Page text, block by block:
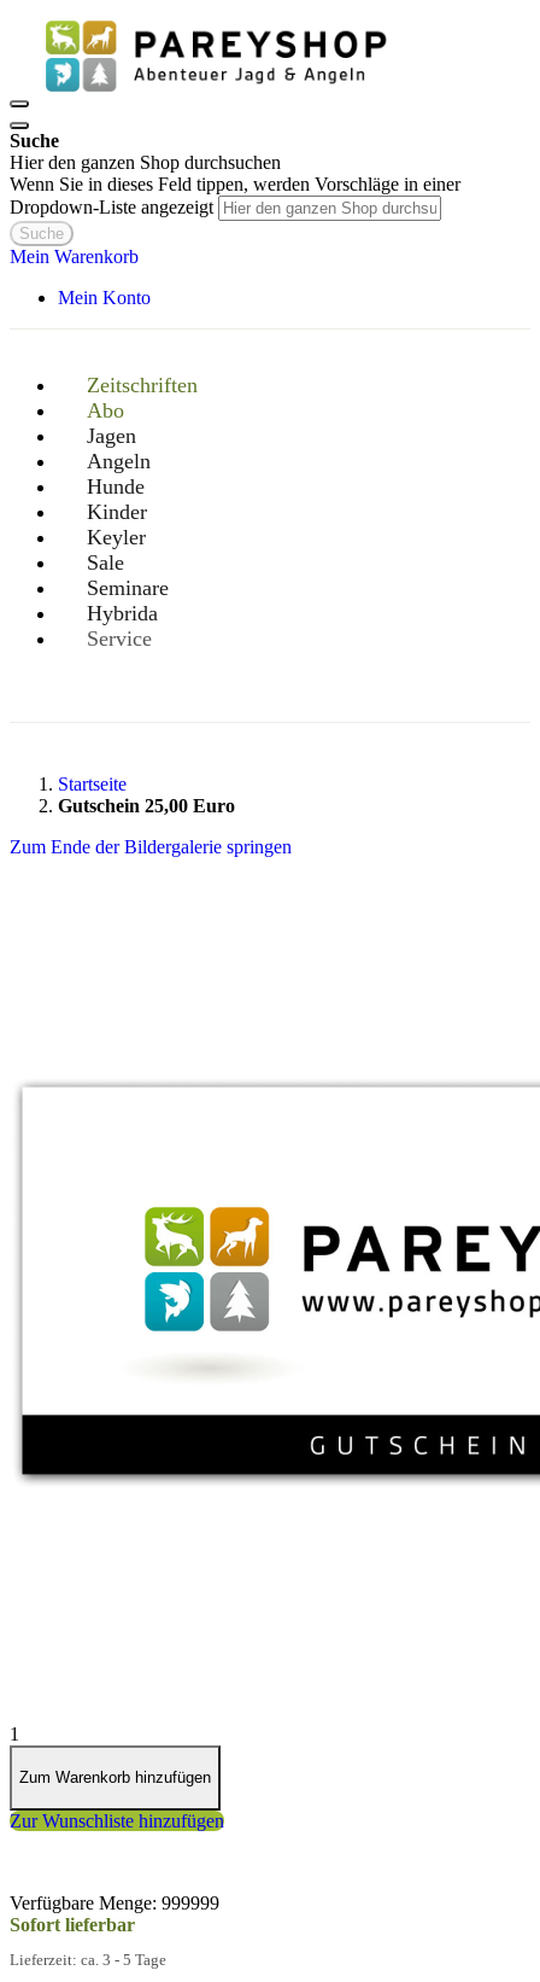
Suche
Hier den ganzen Shop durchsuchen
Wenn Sie in dieses Feld tippen, werden Vorschläge in einer
Dropdown-Liste angezeigt
Suche
Mein Warenkorb
Mein Konto
Zeitschriften
Abo
Jagen
Angeln
Hunde
Kinder
Keyler
Sale
Seminare
Hybrida
Service
Startseite
Gutschein 25,00 Euro
Zum Ende der Bildergalerie springen
Artikel-Nr. 75010077
Gutschein 25,00 Euro
1
Zum Warenkorb hinzufügen
Zur Wunschliste hinzufügen
Verfügbare Menge: 999999
Sofort lieferbar
Lieferzeit: ca. 3 - 5 Tage